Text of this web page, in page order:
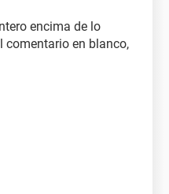
encima de lo
comentario en blanco,